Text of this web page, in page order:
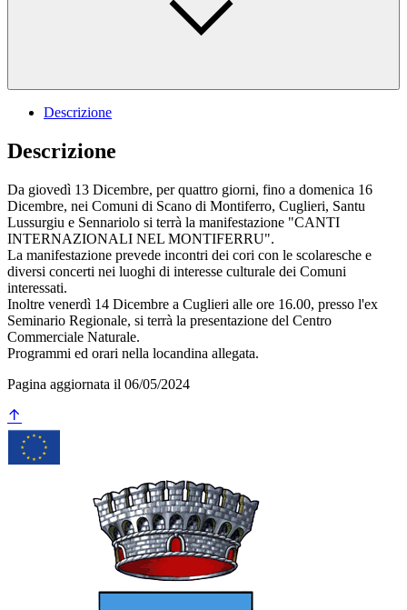
Descrizione
Descrizione
Da giovedì 13 Dicembre, per quattro giorni, fino a domenica 16
Dicembre, nei Comuni di Scano di Montiferro, Cuglieri, Santu
Lussurgiu e Sennariolo si terrà la manifestazione "CANTI
INTERNAZIONALI NEL MONTIFERRU".
La manifestazione prevede incontri dei cori con le scolaresche e
diversi concerti nei luoghi di interesse culturale dei Comuni
interessati.
Inoltre venerdì 14 Dicembre a Cuglieri alle ore 16.00, presso l'ex
Seminario Regionale, si terrà la presentazione del Centro
Commerciale Naturale.
Programmi ed orari nella locandina allegata.
Pagina aggiornata il 06/05/2024